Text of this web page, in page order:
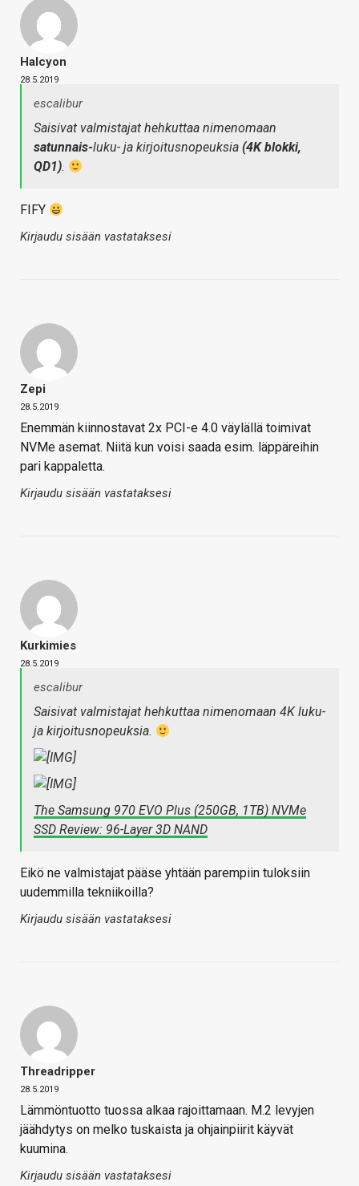
Halcyon
28.5.2019
escalibur
Saisivat valmistajat hehkuttaa nimenomaan
satunnais-luku- ja kirjoitusnopeuksia (4K blokki,
QD1).
FIFY
Kirjaudu sisään vastataksesi
Zepi
28.5.2019
Enemmän kiinnostavat 2x PCI-e 4.0 väylällä toimivat
NVMe asemat. Niitä kun voisi saada esim. läppäreihin
pari kappaletta.
Kirjaudu sisään vastataksesi
Kurkimies
28.5.2019
escalibur
Saisivat valmistajat hehkuttaa nimenomaan 4K luku-
ja kirjoitusnopeuksia.
The Samsung 970 EVO Plus (250GB, 1TB) NVMe
SSD Review: 96-Layer 3D NAND
Eikö ne valmistajat pääse yhtään parempiin tuloksiin
uudemmilla tekniikoilla?
Kirjaudu sisään vastataksesi
Threadripper
28.5.2019
Lämmöntuotto tuossa alkaa rajoittamaan. M.2 levyjen
jäähdytys on melko tuskaista ja ohjainpiirit käyvät
kuumina.
Kirjaudu sisään vastataksesi